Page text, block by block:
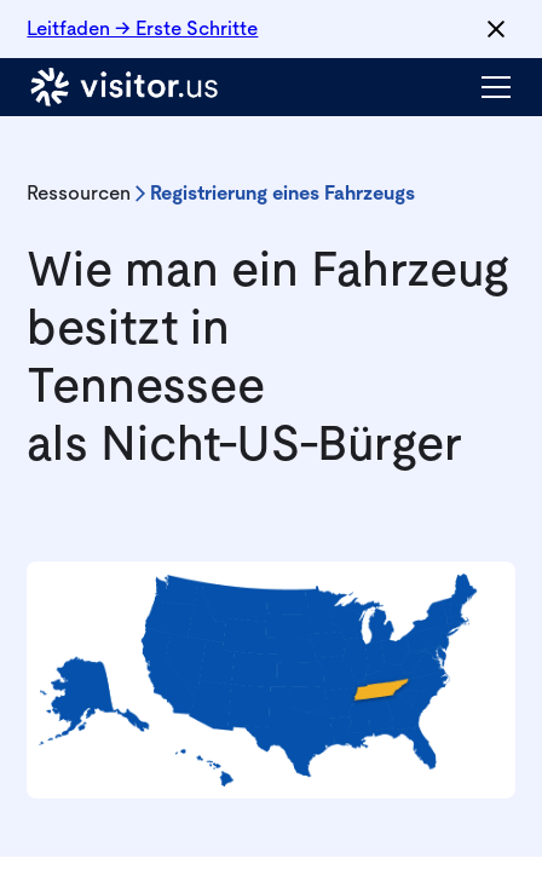
Leitfaden → Erste Schritte
Ressourcen Registrierung eines Fahrzeugs
Wie man ein Fahrzeug
besitzt in
Tennessee
als Nicht-US-Bürger